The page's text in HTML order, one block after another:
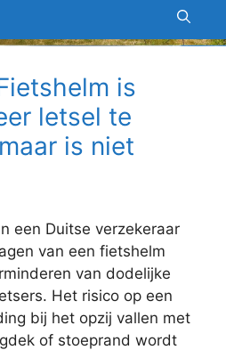
is
letsel te
is niet
een Duitse verzekeraar
van een fietshelm
van dodelijke
Het risico op een
bij het opzij vallen met
of stoeprand wordt